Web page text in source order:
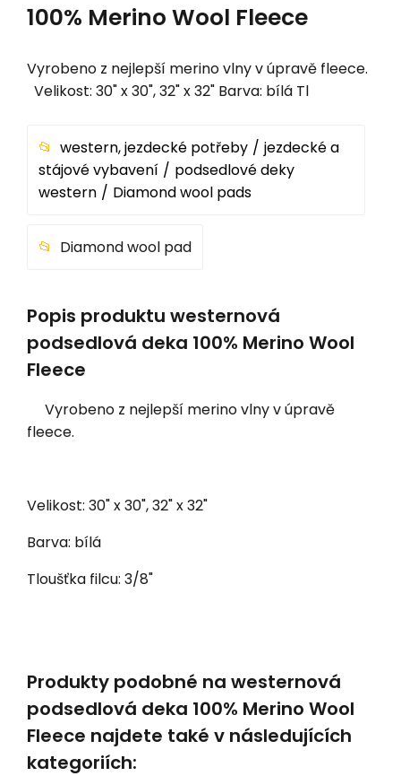
100% Merino Wool Fleece
Vyrobeno z nejlepší merino vlny v úpravě fleece.
Velikost: 30" x 30", 32" x 32" Barva: bílá Tl
western, jezdecké potřeby
jezdecké a
stájové vybavení
podsedlové deky
western
Diamond wool pads
Diamond wool pad
Popis produktu westernová
podsedlová deka 100% Merino Wool
Fleece
Vyrobeno z nejlepší merino vlny v úpravě
fleece.
Velikost: 30" x 30", 32" x 32"
Barva: bílá
Tloušťka filcu: 3/8"
Produkty podobné na westernová
podsedlová deka 100% Merino Wool
Fleece najdete také v následujících
kategoriích: